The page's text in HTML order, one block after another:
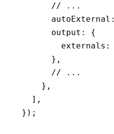
      // ...
      autoExternal
:
      output
:
{
        externals
:
      }
,
      // ...
    }
,
  ]
,
});